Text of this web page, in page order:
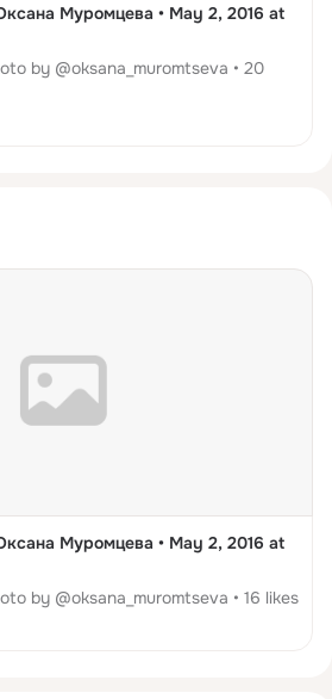
Муромцева • May 2, 2016 at
by @oksana_muromtseva • 20
Муромцева • May 2, 2016 at
by @oksana_muromtseva • 16 likes